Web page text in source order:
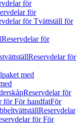
för
för
för Tvättställ för
Reservdelar för
Reservdelar för
med
Reservdelar för
för För handfatFör
Reservdelar
för För